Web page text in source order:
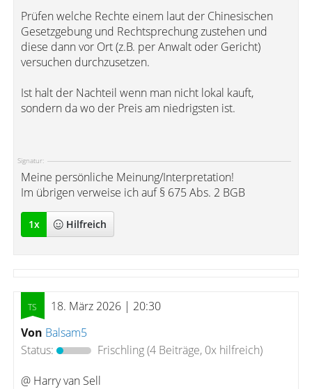
Prüfen welche Rechte einem laut der Chinesischen
Gesetzgebung und Rechtsprechung zustehen und
diese dann vor Ort (z.B. per Anwalt oder Gericht)
versuchen durchzusetzen.
Ist halt der Nachteil wenn man nicht lokal kauft,
sondern da wo der Preis am niedrigsten ist.
Signatur:
Meine persönliche Meinung/Interpretation!
Im übrigen verweise ich auf § 675 Abs. 2 BGB
1x Hilfreich
18. März 2026 | 20:30
Von Balsam5
Status:
Frischling(4 Beiträge, 0x hilfreich)
@ Harry van Sell